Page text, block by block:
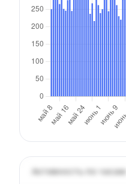
Активность по часам